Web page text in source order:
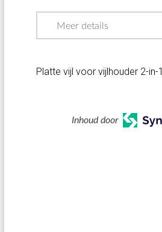
Platte vijl voor vijlhouder 2-in-1
Inhoud door